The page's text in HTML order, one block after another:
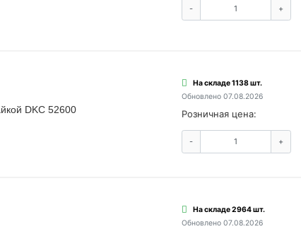
- +
DKC 52600
На складе 1138 шт.
Обновлено 07.08.2026
Розничная цена:
- +
На складе 2964 шт.
Обновлено 07.08.2026